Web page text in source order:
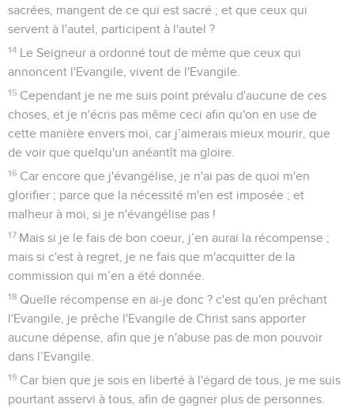
sacrées, mangent de ce qui est sacré ; et que ceux qui
servent à l'autel, participent à l'autel ?
14 Le Seigneur a ordonné tout de même que ceux qui
annoncent l'Evangile, vivent de l'Evangile.
15 Cependant je ne me suis point prévalu d'aucune de ces
choses, et je n'écris pas même ceci afin qu'on en use de
cette manière envers moi, car j’aimerais mieux mourir, que
de voir que quelqu'un anéantît ma gloire.
16 Car encore que j'évangélise, je n'ai pas de quoi m'en
glorifier ; parce que la nécessité m'en est imposée ; et
malheur à moi, si je n'évangélise pas !
17 Mais si je le fais de bon coeur, j’en aurai la récompense ;
mais si c'est à regret, je ne fais que m'acquitter de la
commission qui m’en a été donnée.
18 Quelle récompense en ai-je donc ? c'est qu'en prêchant
l'Evangile, je prêche l'Evangile de Christ sans apporter
aucune dépense, afin que je n'abuse pas de mon pouvoir
dans l’Evangile.
19 Car bien que je sois en liberté à l'égard de tous, je me suis
pourtant asservi à tous, afin de gagner plus de personnes.